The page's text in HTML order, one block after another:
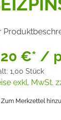
€* /
1,00 Stück
exkl. MwSt.
Zum Merkzettel